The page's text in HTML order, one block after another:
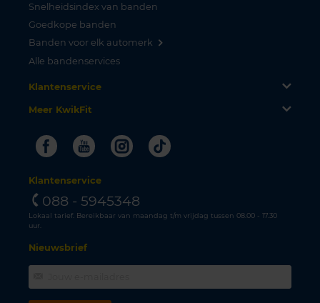
Snelheidsindex van banden
Goedkope banden
Banden voor elk automerk
Alle bandenservices
Klantenservice
Meer KwikFit
FacebookYoutubeInstagram
Tiktok
Klantenservice
088 - 5945348
Lokaal tarief. Bereikbaar van maandag t/m vrijdag tussen 08.00 - 17.30
uur.
Nieuwsbrief